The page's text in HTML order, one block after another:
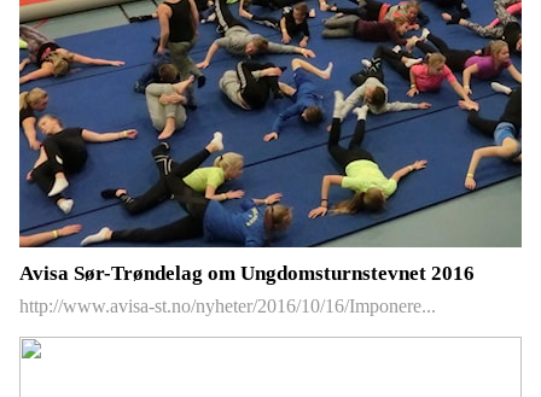
Avisa Sør-Trøndelag om Ungdomsturnstevnet 2016
http://www.avisa-st.no/nyheter/2016/10/16/Imponere...